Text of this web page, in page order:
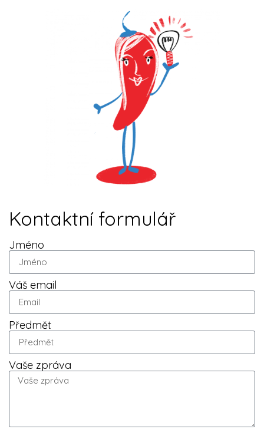
Kontaktní formulář
Jméno
Váš email
Předmět
Vaše zpráva